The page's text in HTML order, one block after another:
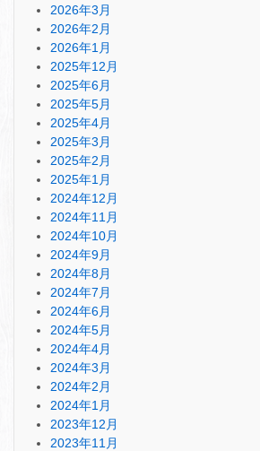
2026年3月
2026年2月
2026年1月
2025年12月
2025年6月
2025年5月
2025年4月
2025年3月
2025年2月
2025年1月
2024年12月
2024年11月
2024年10月
2024年9月
2024年8月
2024年7月
2024年6月
2024年5月
2024年4月
2024年3月
2024年2月
2024年1月
2023年12月
2023年11月